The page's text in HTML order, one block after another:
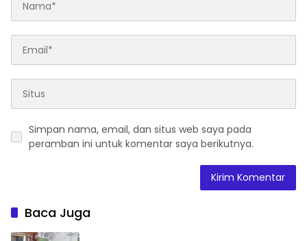
Simpan nama, email, dan situs web saya pada
peramban ini untuk komentar saya berikutnya.
Baca Juga